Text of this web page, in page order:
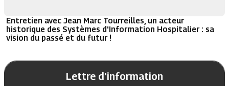
Entretien avec Jean Marc Tourreilles, un acteur
historique des Systèmes d'Information Hospitalier : sa
vision du passé et du futur !
Lettre d'information